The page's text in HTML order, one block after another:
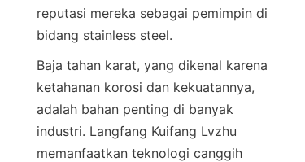
reputasi mereka sebagai pemimpin di
bidang stainless steel.
Baja tahan karat, yang dikenal karena
ketahanan korosi dan kekuatannya,
adalah bahan penting di banyak
industri. Langfang Kuifang Lvzhu
memanfaatkan teknologi canggih